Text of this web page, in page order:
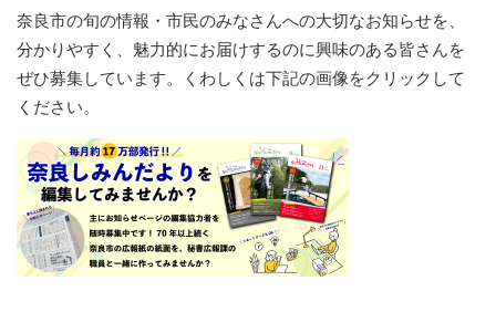
奈良市の旬の情報・市民のみなさんへの大切なお知らせを、
分かりやすく、魅力的にお届けするのに興味のある皆さんを
ぜひ募集しています。くわしくは下記の画像をクリックして
ください。